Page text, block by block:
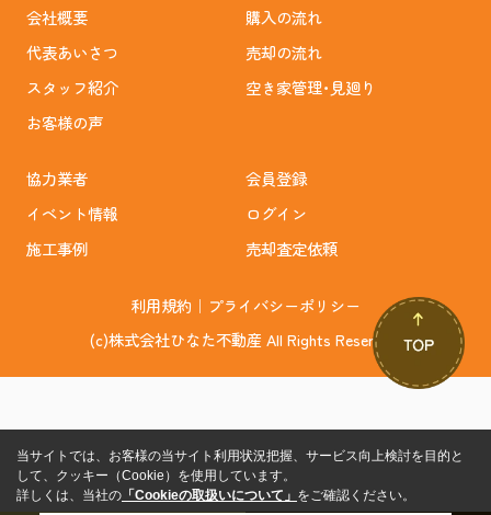
会社概要
代表あいさつ
スタッフ紹介
お客様の声
購入の流れ
売却の流れ
空き家管理･見廻り
協力業者
イベント情報
施工事例
会員登録
ログイン
売却査定依頼
利用規約 ｜ プライバシーポリシー
(c)株式会社ひなた不動産 All Rights Reserved.
当サイトでは、お客様の当サイト利用状況把握、サービス向上検討を目的と
して、クッキー（Cookie）を使用しています。
詳しくは、当社の 「Cookieの取扱いについて」 をご確認ください。